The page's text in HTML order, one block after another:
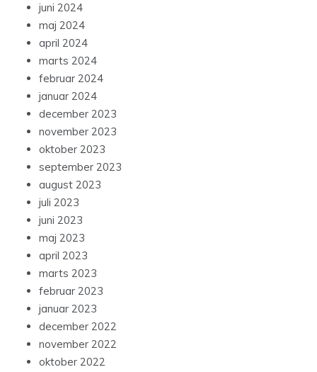
juni 2024
maj 2024
april 2024
marts 2024
februar 2024
januar 2024
december 2023
november 2023
oktober 2023
september 2023
august 2023
juli 2023
juni 2023
maj 2023
april 2023
marts 2023
februar 2023
januar 2023
december 2022
november 2022
oktober 2022